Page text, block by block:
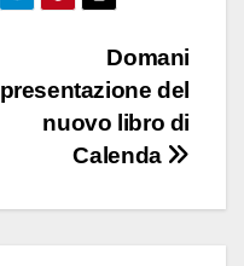
Domani
presentazione del
nuovo libro di
Calenda